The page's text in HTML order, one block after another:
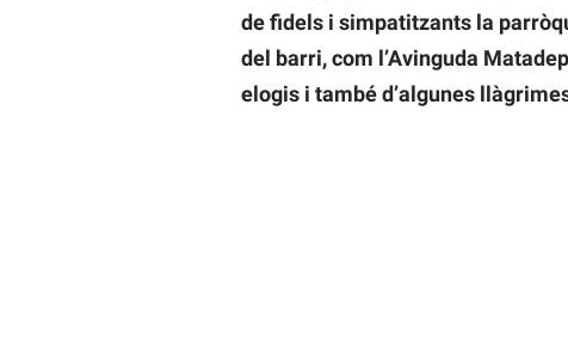
de fidels i simpatitzants la
del barri, com l’Avinguda
elogis i també d’algunes